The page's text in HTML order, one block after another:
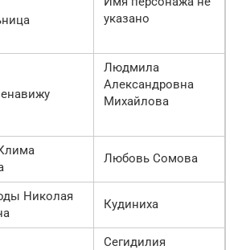
указано
Людмила
Александровна
Михайлова
Любовь Сомова
Николая
Кудиниха
Сегидилия